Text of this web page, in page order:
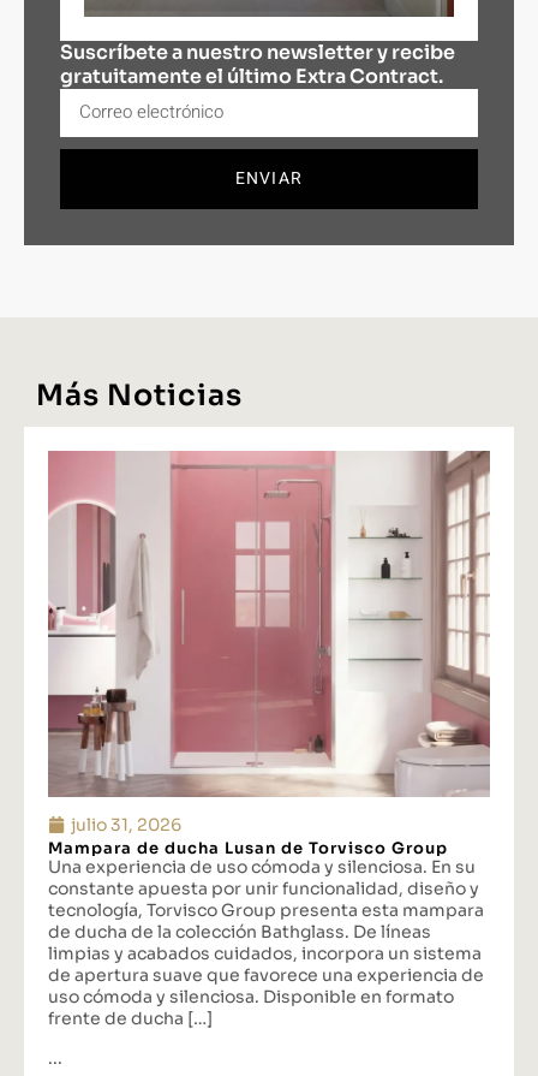
Suscríbete a nuestro newsletter y recibe
gratuitamente el último Extra Contract.
ENVIAR
Más Noticias
julio 31, 2026
Mampara de ducha Lusan de Torvisco Group
Una experiencia de uso cómoda y silenciosa. En su
constante apuesta por unir funcionalidad, diseño y
tecnología, Torvisco Group presenta esta mampara
de ducha de la colección Bathglass. De líneas
limpias y acabados cuidados, incorpora un sistema
de apertura suave que favorece una experiencia de
uso cómoda y silenciosa. Disponible en formato
frente de ducha […]
...